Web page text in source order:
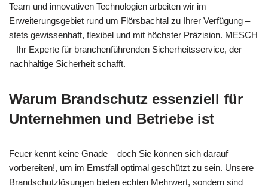
Team und innovativen Technologien arbeiten wir im
Erweiterungsgebiet rund um Flörsbachtal zu Ihrer Verfügung –
stets gewissenhaft, flexibel und mit höchster Präzision. MESCH
– Ihr Experte für branchenführenden Sicherheitsservice, der
nachhaltige Sicherheit schafft.
Warum Brandschutz essenziell für
Unternehmen und Betriebe ist
Feuer kennt keine Gnade – doch Sie können sich darauf
vorbereiten!, um im Ernstfall optimal geschützt zu sein. Unsere
Brandschutzlösungen bieten echten Mehrwert, sondern sind